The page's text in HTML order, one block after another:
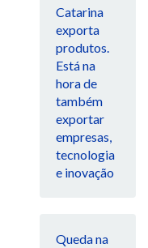
Catarina
exporta
produtos.
Está na
hora de
também
exportar
empresas,
tecnologia
e inovação
Queda na